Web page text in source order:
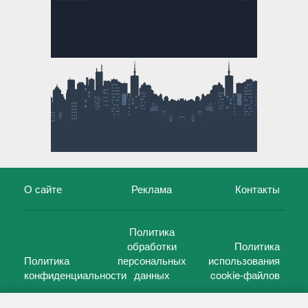
О сайте Реклама Контакты
Политика
конфиденциальности
Политика
обработки
персональных
данных
Политика
использования
cookie-файлов